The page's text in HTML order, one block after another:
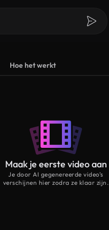
Hoe het werkt
Maak je eerste video aan
Je door AI gegenereerde video’s
verschijnen hier zodra ze klaar zijn.